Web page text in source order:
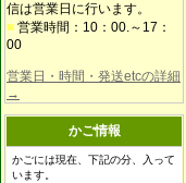
信は営業日に行います。
■ 営業時間：10：00.～17：
00
営業日・時間・発送etcの詳細
→
かご情報
かごには現在、下記の分、入って
います。